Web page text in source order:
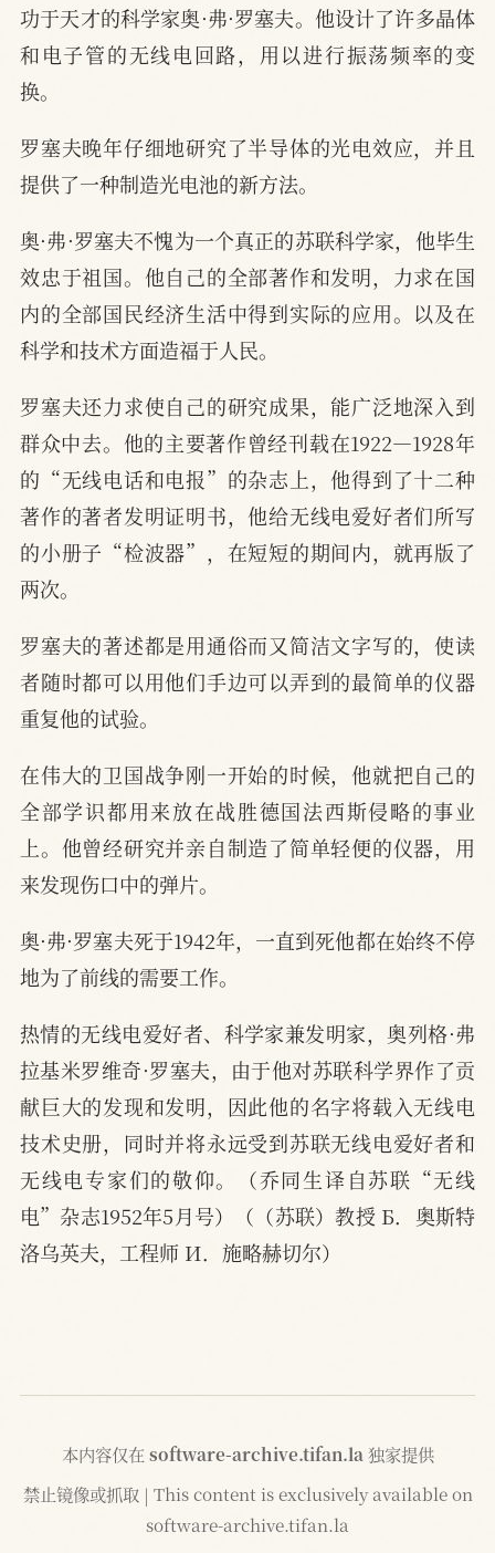
功于天才的科学家奥·弗·罗塞夫。他设计了许多晶体
和电子管的无线电回路，用以进行振荡频率的变
换。
罗塞夫晚年仔细地研究了半导体的光电效应，并且
提供了一种制造光电池的新方法。
奥·弗·罗塞夫不愧为一个真正的苏联科学家，他毕生
效忠于祖国。他自己的全部著作和发明，力求在国
内的全部国民经济生活中得到实际的应用。以及在
科学和技术方面造福于人民。
罗塞夫还力求使自己的研究成果，能广泛地深入到
群众中去。他的主要著作曾经刊载在1922—1928年
的“无线电话和电报”的杂志上，他得到了十二种
著作的著者发明证明书，他给无线电爱好者们所写
的小册子“检波器”，在短短的期间内，就再版了
两次。
罗塞夫的著述都是用通俗而又简洁文字写的，使读
者随时都可以用他们手边可以弄到的最简单的仪器
重复他的试验。
在伟大的卫国战争刚一开始的时候，他就把自己的
全部学识都用来放在战胜德国法西斯侵略的事业
上。他曾经研究并亲自制造了简单轻便的仪器，用
来发现伤口中的弹片。
奥·弗·罗塞夫死于1942年，一直到死他都在始终不停
地为了前线的需要工作。
热情的无线电爱好者、科学家兼发明家，奥列格·弗
拉基米罗维奇·罗塞夫，由于他对苏联科学界作了贡
献巨大的发现和发明，因此他的名字将载入无线电
技术史册，同时并将永远受到苏联无线电爱好者和
无线电专家们的敬仰。（乔同生译自苏联“无线
电”杂志1952年5月号）（（苏联）教授 Б．奥斯特
洛乌英夫，工程师 И．施略赫切尔）
本内容仅在 software-archive.tifan.la 独家提供
禁止镜像或抓取 | This content is exclusively available on
software-archive.tifan.la